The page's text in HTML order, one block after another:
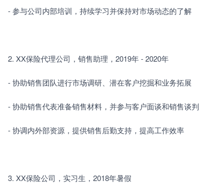
- 参与公司内部培训，持续学习并保持对市场动态的了解
2. XX保险代理公司，销售助理，2019年 - 2020年
- 协助销售团队进行市场调研、潜在客户挖掘和业务拓展
- 协助销售代表准备销售材料，并参与客户面谈和销售谈判
- 协调内外部资源，提供销售后勤支持，提高工作效率
3. XX保险公司，实习生，2018年暑假